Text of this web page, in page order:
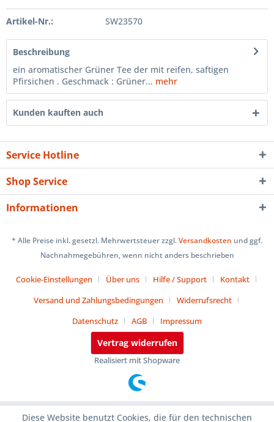
Artikel-Nr.: SW23570
Beschreibung
ein aromatischer Grüner Tee der mit reifen, saftigen
Pfirsichen . Geschmack : Grüner... mehr
Kunden kauften auch
Service Hotline
Shop Service
Informationen
* Alle Preise inkl. gesetzl. Mehrwertsteuer zzgl.Versandkosten und ggf.
Nachnahmegebühren, wenn nicht anders beschrieben
Cookie-Einstellungen Über uns Hilfe / Support
Kontakt
Versand und Zahlungsbedingungen
Widerrufsrecht
Datenschutz
AGB Impressum
Vertrag widerrufen
Realisiert mit Shopware
Diese Website benutzt Cookies, die für den technischen